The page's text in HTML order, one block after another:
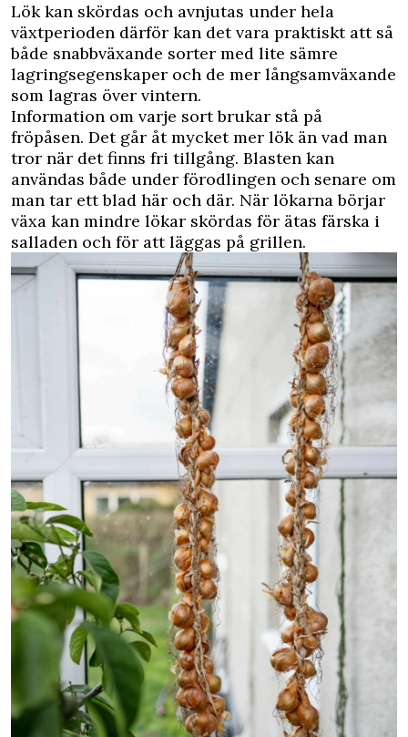
Lök kan skördas och avnjutas under hela
växtperioden därför kan det vara praktiskt att så
både snabbväxande sorter med lite sämre
lagringsegenskaper och de mer långsamväxande
som lagras över vintern.
Information om varje sort brukar stå på
fröpåsen. Det går åt mycket mer lök än vad man
tror när det finns fri tillgång. Blasten kan
användas både under förodlingen och senare om
man tar ett blad här och där. När lökarna börjar
växa kan mindre lökar skördas för ätas färska i
salladen och för att läggas på grillen.